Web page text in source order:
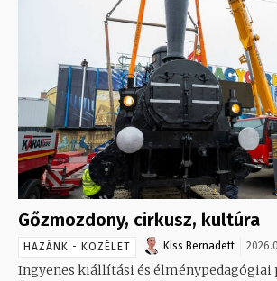
Gőzmozdony, cirkusz, kultúra
HAZÁNK - KÖZÉLET Kiss Bernadett
Ingyenes kiállítási és